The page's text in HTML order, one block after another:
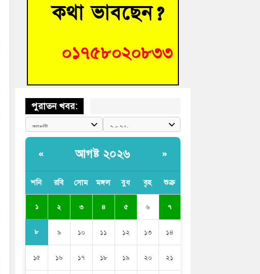
ভাষা সৈনিক অজিত গুহ মহাবিদ্যালয়ে জুলাই গণঅভ্যুত্থান
দিবসের আলোচনা সভা ও পুরস্কার বিতরণ
ফ্যাক্ট-ফাইন্ডিং কমিটি গঠন
পুরাতন খবর:
« আগষ্ট ২০২৬ »
শনি রবি সোম মঙ্গল বুধ বৃহ শুক্র
১ ২ ৩ ৪ ৫ ৬ ৭
৮ ৯ ১০ ১১ ১২ ১৩ ১৪
১৫ ১৬ ১৭ ১৮ ১৯ ২০ ২১